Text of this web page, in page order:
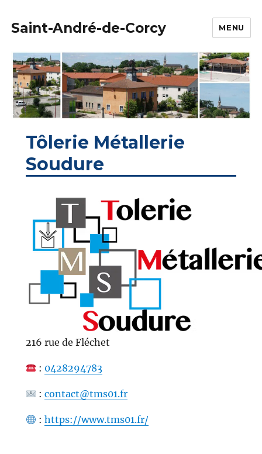
Saint-André-de-Corcy MENU
Tôlerie Métallerie
Soudure
216 rue de Fléchet
: 0428294783
:contact@tms01.fr
:https://www.tms01.fr/